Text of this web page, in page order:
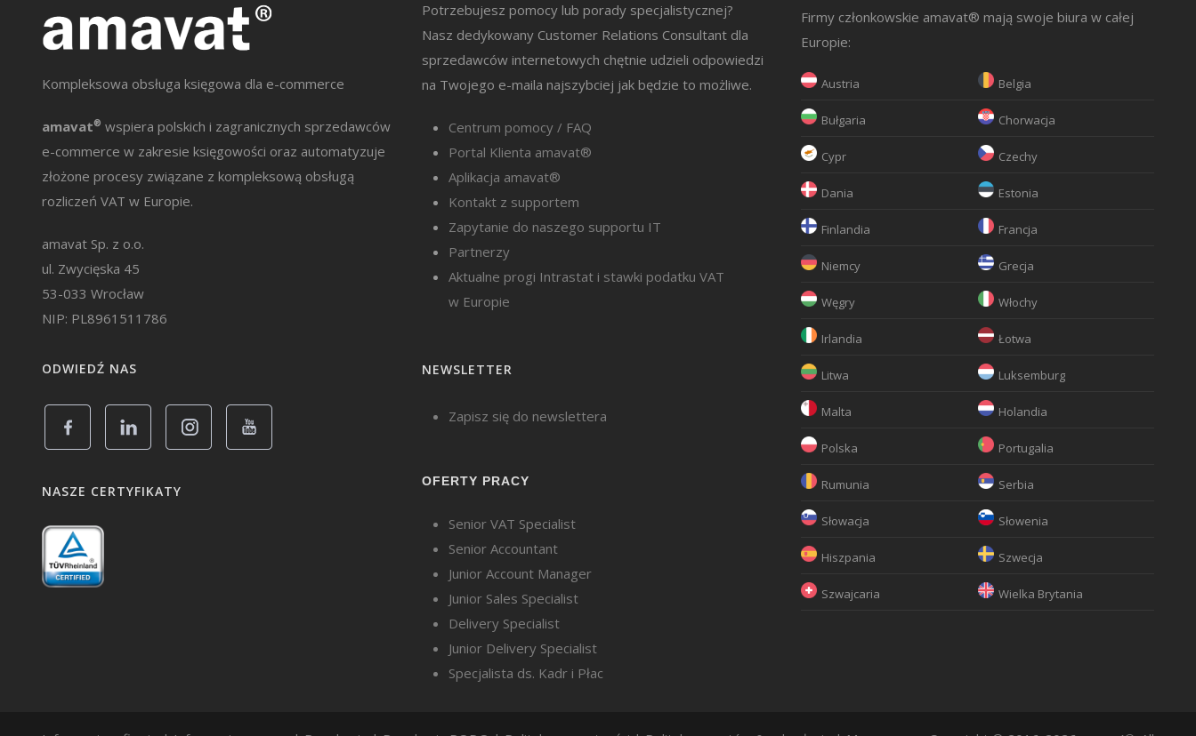
Kompleksowa obsługa księgowa dla e-commerce
amavat® wspiera polskich i zagranicznych sprzedawców
e-commerce w zakresie księgowości oraz automatyzuje
złożone procesy związane z kompleksową obsługą
rozliczeń VAT w Europie.
amavat Sp. z o.o.
ul. Zwycięska 45
53-033 Wrocław
NIP: PL8961511786
ODWIEDŹ NAS
NASZE CERTYFIKATY
Potrzebujesz pomocy lub porady specjalistycznej?
Nasz dedykowany Customer Relations Consultant dla
sprzedawców internetowych chętnie udzieli odpowiedzi
na Twojego e-maila najszybciej jak będzie to możliwe.
Centrum pomocy / FAQ
Portal Klienta amavat®
Aplikacja amavat®
Kontakt z supportem
Zapytanie do naszego supportu IT
Partnerzy
Aktualne progi Intrastat i stawki podatku VAT
w Europie
NEWSLETTER
Zapisz się do newslettera
OFERTY PRACY
Senior VAT Specialist
Senior Accountant
Junior Account Manager
Junior Sales Specialist
Delivery Specialist
Junior Delivery Specialist
Specjalista ds. Kadr i Płac
Firmy członkowskie amavat® mają swoje biura w całej
Europie:
Austria Belgia
Bułgaria Chorwacja
Cypr Czechy
Dania Estonia
Finlandia Francja
Niemcy Grecja
Węgry Włochy
Irlandia Łotwa
Litwa Luksemburg
Malta Holandia
Polska Portugalia
Rumunia Serbia
Słowacja Słowenia
Hiszpania Szwecja
Szwajcaria Wielka Brytania